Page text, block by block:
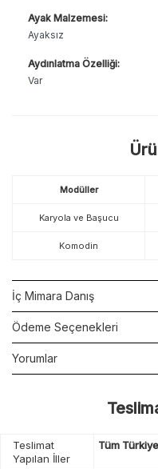
Ayak Malzemesi:
Ayaksız
Aydınlatma Özelliği:
Var
Modüller
Karyola ve Başucu
Komodin
İç Mimara Danış
Ödeme Seçenekleri
Yorumlar
Teslimat
Yapılan İller
Tüm Türkiye